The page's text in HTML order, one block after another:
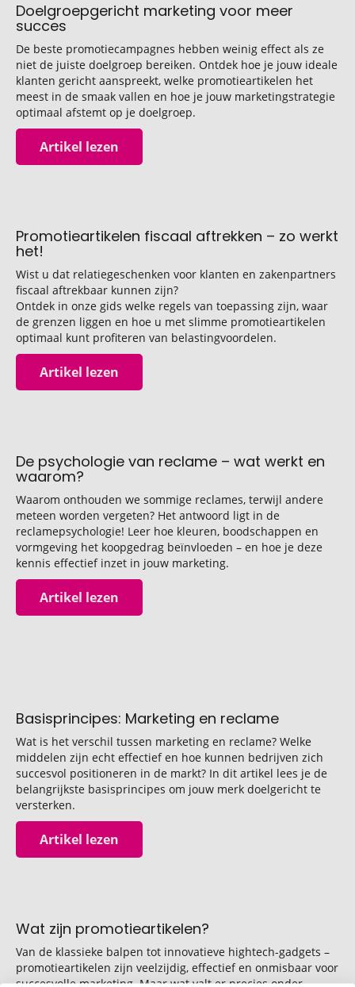
Doelgroepgericht marketing voor meer
succes
De beste promotiecampagnes hebben weinig effect als ze
niet de juiste doelgroep bereiken. Ontdek hoe je jouw ideale
klanten gericht aanspreekt, welke promotieartikelen het
meest in de smaak vallen en hoe je jouw marketingstrategie
optimaal afstemt op je doelgroep.
Artikel lezen
Promotieartikelen fiscaal aftrekken – zo werkt
het!
Wist u dat relatiegeschenken voor klanten en zakenpartners
fiscaal aftrekbaar kunnen zijn?
Ontdek in onze gids welke regels van toepassing zijn, waar
de grenzen liggen en hoe u met slimme promotieartikelen
optimaal kunt profiteren van belastingvoordelen.
Artikel lezen
De psychologie van reclame – wat werkt en
waarom?
Waarom onthouden we sommige reclames, terwijl andere
meteen worden vergeten? Het antwoord ligt in de
reclamepsychologie! Leer hoe kleuren, boodschappen en
vormgeving het koopgedrag beïnvloeden – en hoe je deze
kennis effectief inzet in jouw marketing.
Artikel lezen
Basisprincipes: Marketing en reclame
Wat is het verschil tussen marketing en reclame? Welke
middelen zijn echt effectief en hoe kunnen bedrijven zich
succesvol positioneren in de markt? In dit artikel lees je de
belangrijkste basisprincipes om jouw merk doelgericht te
versterken.
Artikel lezen
Wat zijn promotieartikelen?
Van de klassieke balpen tot innovatieve hightech-gadgets –
promotieartikelen zijn veelzijdig, effectief en onmisbaar voor
succesvolle marketing. Maar wat valt er precies onder